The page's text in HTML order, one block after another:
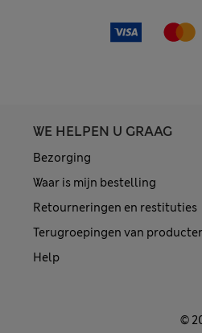
WE HELPEN U GRAAG
Bezorging
Waar is mijn bestelling
Retourneringen en restituties
Terugroepingen van
Help
©